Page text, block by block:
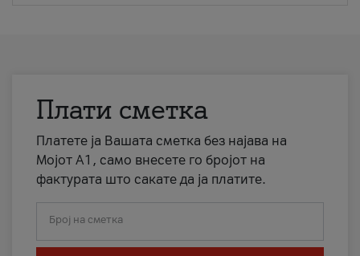
Плати сметка
Платете ја Вашата сметка без најава на
Мојот А1, само внесете го бројот на
фактурата што сакате да ја платите.
Број на сметка